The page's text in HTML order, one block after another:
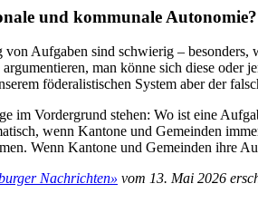
und kommunale Autonomie?
Aufgaben sind schwierig –
man könne sich diese
föderalistischen System aber der
im Vordergrund stehen: Wo ist eine
wenn Kantone und Gemeinden
Wenn Kantone und Gemeinden ihre
Nachrichten» vom 13. Mai 2026